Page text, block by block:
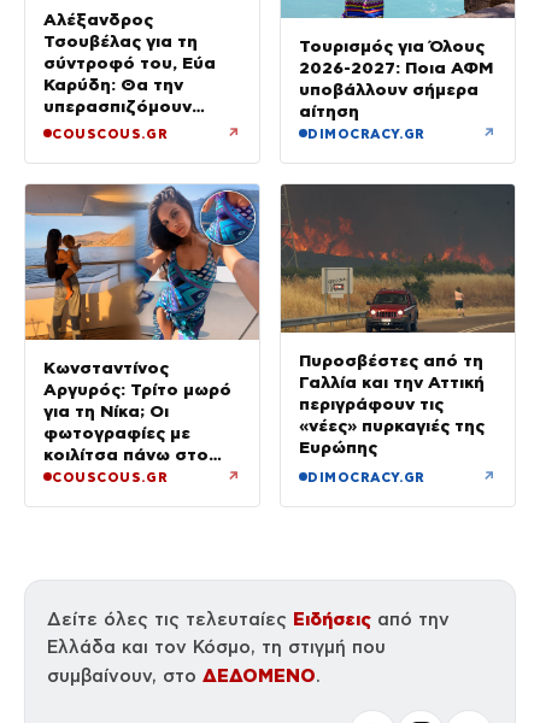
Αλέξανδρος
Τσουβέλας για τη
σύντροφό του, Εύα
Καρύδη: Θα την
υπερασπιζόμουν
άλλες 500 φορές –
COUSCOUS.GR ↗
Τουρισμός για Όλους
2026-2027: Ποια ΑΦΜ
υποβάλλουν σήμερα
αίτηση
DIMOCRACY.GR ↗
Κωνσταντίνος
Αργυρός: Τρίτο μωρό
για τη Νίκα; Οι
φωτογραφίες με
κοιλίτσα πάνω στο
σκάφος που
COUSCOUS.GR ↗
Πυροσβέστες από τη
Γαλλία και την Αττική
περιγράφουν τις
«νέες» πυρκαγιές της
Ευρώπης
DIMOCRACY.GR ↗
Δείτε όλες τις τελευταίες Ειδήσεις από την
Ελλάδα και τον Κόσμο, τη στιγμή που
συμβαίνουν, στο ΔΕΔΟΜΕΝΟ.